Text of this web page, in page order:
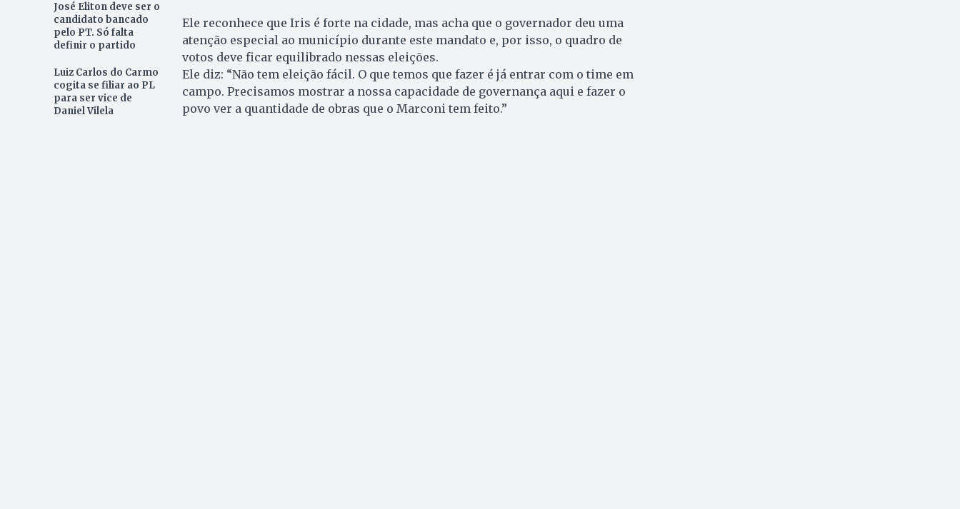
José Eliton deve ser o
candidato bancado
pelo PT. Só falta
definir o partido
Luiz Carlos do Carmo
cogita se filiar ao PL
para ser vice de
Daniel Vilela
Ele reconhece que Iris é forte na cidade, mas acha que o governador deu uma
atenção especial ao município durante este mandato e, por isso, o quadro de
votos deve ficar equilibrado nessas eleições.
Ele diz: “Não tem eleição fácil. O que temos que fazer é já entrar com o time em
campo. Precisamos mostrar a nossa capacidade de governança aqui e fazer o
povo ver a quantidade de obras que o Marconi tem feito.”